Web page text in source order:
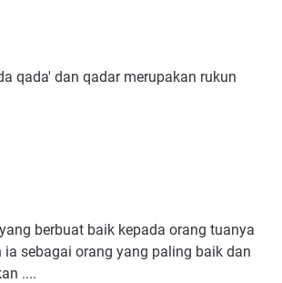
qada' dan qadar merupakan rukun
berbuat baik kepada orang tuanya
sebagai orang yang paling baik dan
....